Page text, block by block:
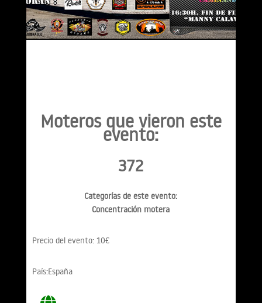
Moteros que vieron este
evento:
372
Categorías de este evento:
Concentración motera
Precio del evento: 10€
País:España